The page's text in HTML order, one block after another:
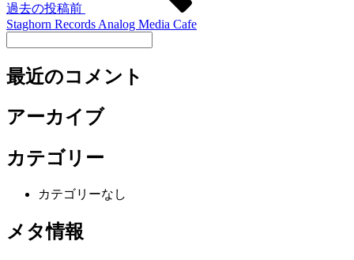
過去の投稿前
Staghorn Records Analog Media Cafe
最近のコメント
アーカイブ
カテゴリー
カテゴリーなし
メタ情報